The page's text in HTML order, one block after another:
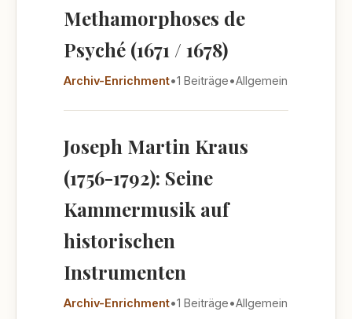
Methamorphoses de
Psyché (1671 / 1678)
Archiv-Enrichment•1 Beiträge•Allgemein
Joseph Martin Kraus
(1756-1792): Seine
Kammermusik auf
historischen
Instrumenten
Archiv-Enrichment•1 Beiträge•Allgemein